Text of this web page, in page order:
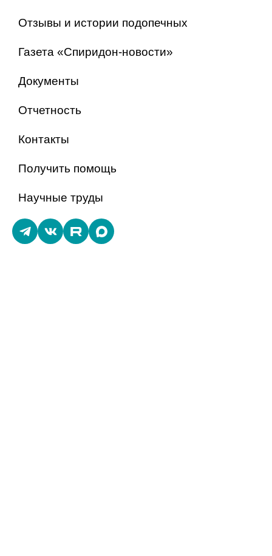
Отзывы и истории подопечных
Газета «Спиридон-новости»
Документы
Отчетность
Контакты
Получить помощь
Научные труды